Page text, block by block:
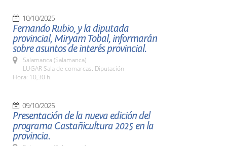
10/10/2025
Fernando Rubio, y la diputada
provincial, Miryam Tobal, informarán
sobre asuntos de interés provincial.
Salamanca (Salamanca)
LUGAR Sala de comarcas. Diputación
Hora: 10,30 h.
09/10/2025
Presentación de la nueva edición del
programa Castañicultura 2025 en la
provincia.